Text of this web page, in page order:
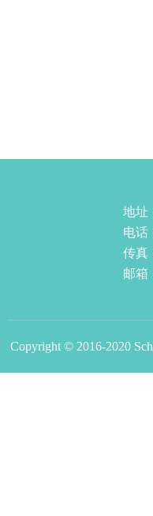
地址
电话
传真
邮箱
Copyright © 2016-2020